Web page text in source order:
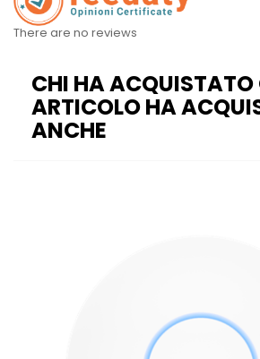
There are no reviews
CHI HA ACQUISTATO
ARTICOLO HA
ANCHE